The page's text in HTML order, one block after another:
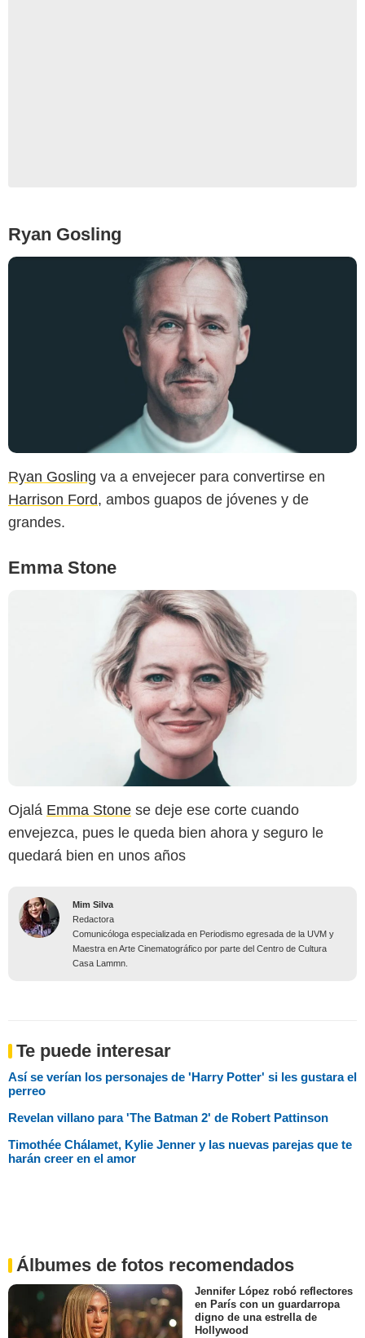
Ryan Gosling
Ryan Gosling va a envejecer para convertirse en
Harrison Ford, ambos guapos de jóvenes y de
grandes.
Emma Stone
alperyesiltas
Ojalá Emma Stone se deje ese corte cuando
envejezca, pues le queda bien ahora y seguro le
quedará bien en unos años
Mim Silva
Redactora
Comunicóloga especializada en Periodismo egresada de la UVM y
Maestra en Arte Cinematográfico por parte del Centro de Cultura
Casa Lammn.
Te puede interesar
Así se verían los personajes de 'Harry Potter' si les gustara el
perreo
Revelan villano para 'The Batman 2' de Robert Pattinson
Timothée Chálamet, Kylie Jenner y las nuevas parejas que te
harán creer en el amor
Álbumes de fotos recomendados
Jennifer López robó reflectores
en París con un guardarropa
digno de una estrella de
Hollywood